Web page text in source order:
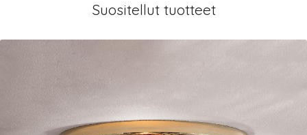
Suositellut tuotteet